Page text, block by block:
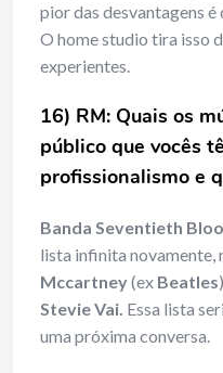
pior das desvantagens é
O home studio tira isso
experientes.
16) RM: Quais os
público que vocês
profissionalismo e
Banda Seventieth
lista infinita novamente,
Mccartney(ex Beatles)
Stevie Vai. Essa lista
uma próxima conversa.